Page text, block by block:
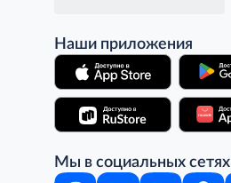
Наши приложения
Мы в социальных сетях